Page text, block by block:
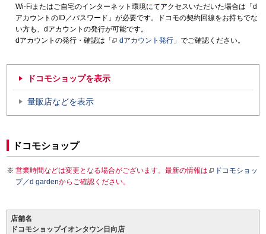
Wi-Fiまたはご自宅のインターネット環境にてアクセスいただいた場合は「d
アカウントのID／パスワード」が必要です。ドコモの契約回線をお持ちでな
い方も、dアカウントの発行が可能です。
dアカウントの発行・確認は「
dアカウント発行 」でご確認ください。
ドコモショップを表示
量販店などを表示
ドコモショップ
営業時間などは変更となる場合がございます。最新の情報は
ドコモショッ
プ／d gardenからご確認ください。
店舗名
ドコモショップイオンタウン日向店